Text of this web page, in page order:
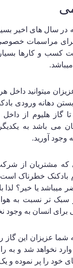
در سال های اخیر
مراسمات خصوصی
کسب و کارها بسیار
میتوانید داخل هر
دهانه ورودی
گاز هلیوم از
می باشد به
وجود آورید.
که مشتریان از
بادکنک خطرناک
یا خیر؟ لذا
سبک تر نسبت به
انسان به وجود
عزیزان این گاز
نخواهد شد و به
خود را پر نموده و